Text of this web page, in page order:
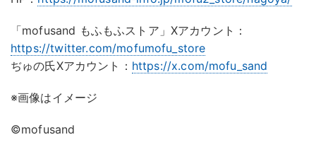
「mofusand もふもふストア」Xアカウント：
https://twitter.com/mofumofu_store
ぢゅの氏Xアカウント： https://x.com/mofu_sand
※画像はイメージ
©mofusand